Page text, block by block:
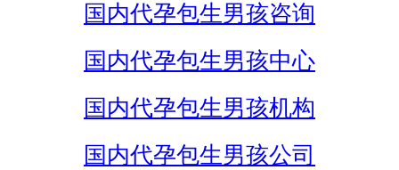
国内代孕包生男孩咨询
国内代孕包生男孩中心
国内代孕包生男孩机构
国内代孕包生男孩公司